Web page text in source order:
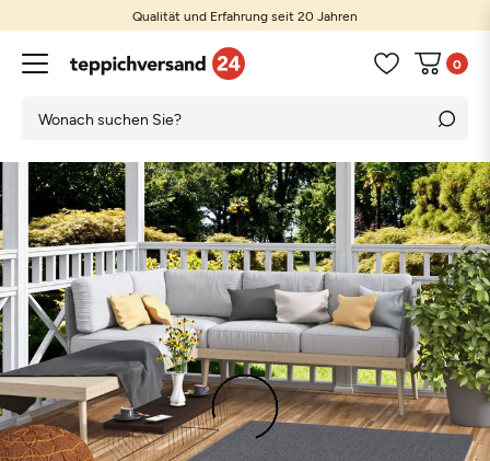
Qualität und Erfahrung seit 20 Jahren
0